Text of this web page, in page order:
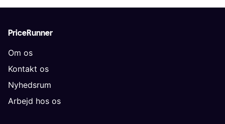
PriceRunner
Om os
Kontakt os
Nyhedsrum
Arbejd hos os